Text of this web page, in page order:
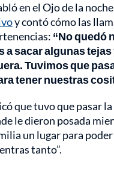
en el Ojo de la
y contó cómo las
“No quedó
a sacar algunas
Tuvimos que
tener nuestras
que tuvo que pasar la
le dieron posada
un lugar para
tanto”.